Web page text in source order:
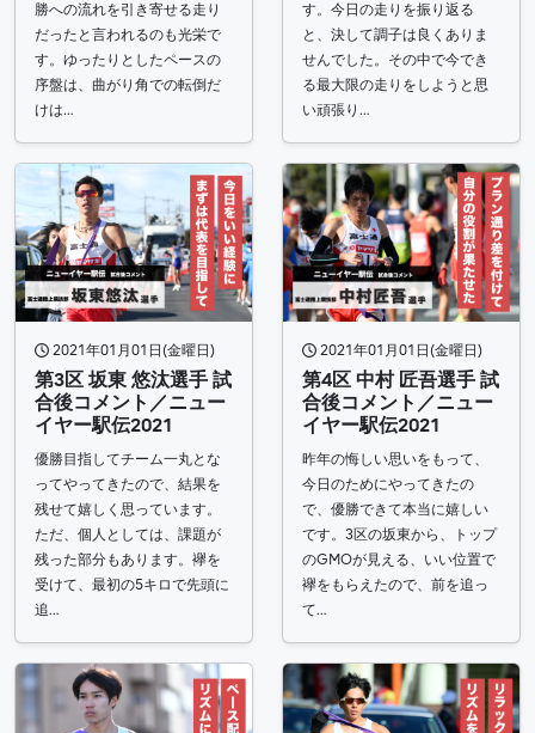
勝への流れを引き寄せる走り
だったと言われるのも光栄で
す。ゆったりとしたペースの
序盤は、曲がり角での転倒だ
けは…
す。今日の走りを振り返る
と、決して調子は良くありま
せんでした。その中で今でき
る最大限の走りをしようと思
い頑張り…
2021年01月01日(金曜日)
第3区 坂東 悠汰選手 試
合後コメント／ニュー
イヤー駅伝2021
優勝目指してチーム一丸とな
ってやってきたので、結果を
残せて嬉しく思っています。
ただ、個人としては、課題が
残った部分もあります。襷を
受けて、最初の5キロで先頭に
追…
2021年01月01日(金曜日)
第4区 中村 匠吾選手 試
合後コメント／ニュー
イヤー駅伝2021
昨年の悔しい思いをもって、
今日のためにやってきたの
で、優勝できて本当に嬉しい
です。3区の坂東から、トップ
のGMOが見える、いい位置で
襷をもらえたので、前を追っ
て…